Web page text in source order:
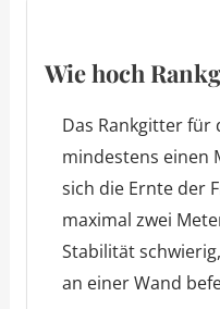
Wie hoch
Das Rankgitter für
mindestens einen
sich die Ernte der
maximal zwei
Stabilität
an einer Wand